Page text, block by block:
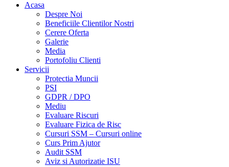
Acasa
Despre Noi
Beneficiile Clientilor Nostri
Cerere Oferta
Galerie
Media
Portofoliu Clienti
Servicii
Protectia Muncii
PSI
GDPR / DPO
Mediu
Evaluare Riscuri
Evaluare Fizica de Risc
Cursuri SSM – Cursuri online
Curs Prim Ajutor
Audit SSM
Aviz si Autorizatie ISU